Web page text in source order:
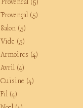
Provencal (5)
Provençal (5)
Salon (5)
Vide (5)
Armoires (4)
Avril (4)
Cuisine (4)
Fil (4)